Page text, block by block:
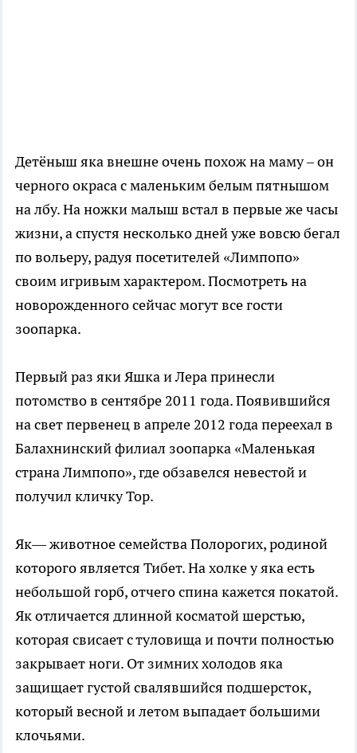
Детёныш яка внешне очень похож на маму – он
черного окраса с маленьким белым пятнышом
на лбу. На ножки малыш встал в первые же часы
жизни, а спустя несколько дней уже вовсю бегал
по вольеру, радуя посетителей «Лимпопо»
своим игривым характером. Посмотреть на
новорожденного сейчас могут все гости
зоопарка.
Первый раз яки Яшка и Лера принесли
потомство в сентябре 2011 года. Появившийся
на свет первенец в апреле 2012 года переехал в
Балахнинский филиал зоопарка «Маленькая
страна Лимпопо», где обзавелся невестой и
получил кличку Тор.
Як— животное семейства Полорогих, родиной
которого является Тибет. На холке у яка есть
небольшой горб, отчего спина кажется покатой.
Як отличается длинной косматой шерстью,
которая свисает с туловища и почти полностью
закрывает ноги. От зимних холодов яка
защищает густой свалявшийся подшерсток,
который весной и летом выпадает большими
клочьями.